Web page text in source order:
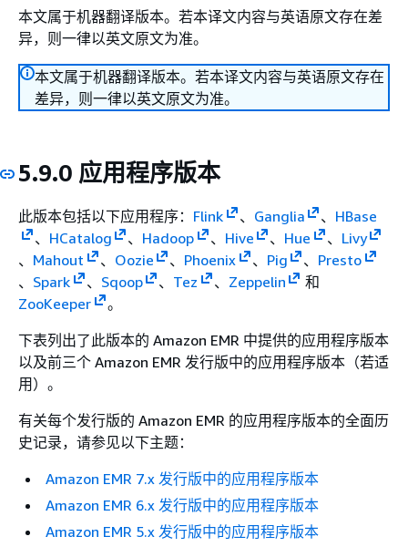
本文属于机器翻译版本。若本译文内容与英语原文存在差
异，则一律以英文原文为准。
本文属于机器翻译版本。若本译文内容与英语原文存在
差异，则一律以英文原文为准。
5.9.0 应用程序版本
此版本包括以下应用程序： Flink 、 Ganglia 、 HBase
、 HCatalog 、 Hadoop 、 Hive 、 Hue 、 Livy
、 Mahout 、 Oozie 、 Phoenix 、 Pig 、 Presto
、 Spark 、 Sqoop 、 Tez 、 Zeppelin
和
ZooKeeper
。
下表列出了此版本的 Amazon EMR 中提供的应用程序版本
以及前三个 Amazon EMR 发行版中的应用程序版本（若适
用）。
有关每个发行版的 Amazon EMR 的应用程序版本的全面历
史记录，请参见以下主题：
Amazon EMR 7.x 发行版中的应用程序版本
Amazon EMR 6.x 发行版中的应用程序版本
Amazon EMR 5.x 发行版中的应用程序版本